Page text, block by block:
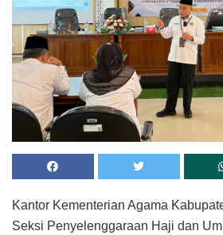
Kantor Kementerian Agama
Seksi Penyelenggaraan Haji dan